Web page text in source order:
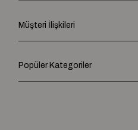
Müşteri İlişkileri
Popüler Kategoriler